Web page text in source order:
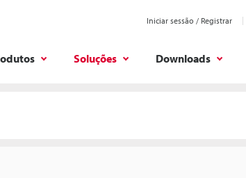
Iniciar sessão / Registrar
Soluções Downloads